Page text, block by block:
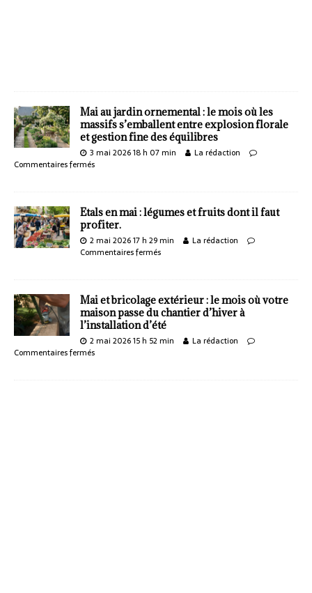
Mai au jardin ornemental : le mois où les
massifs s’emballent entre explosion florale
et gestion fine des équilibres
3 mai 2026 18 h 07 min
La rédaction
Commentaires fermés
Etals en mai : légumes et fruits dont il faut
profiter.
2 mai 2026 17 h 29 min
La rédaction
Commentaires fermés
Mai et bricolage extérieur : le mois où votre
maison passe du chantier d’hiver à
l’installation d’été
2 mai 2026 15 h 52 min
La rédaction
Commentaires fermés